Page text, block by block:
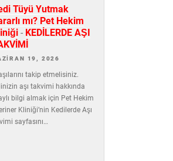
Tüyü Yutmak
mı? Pet Hekim
- KEDİLERDE AŞI
19, 2026
takip etmelisiniz.
aşı takvimi hakkında
bilgi almak için Pet Hekim
Kliniği’nin Kedilerde Aşı
sayfasını…